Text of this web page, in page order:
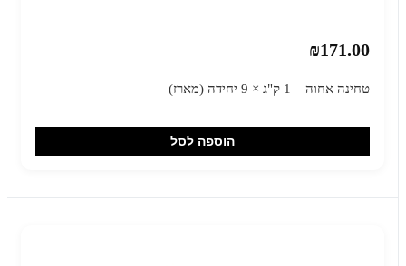
₪171.00
טחינה אחוה – 1 ק"ג × 9 יחידה (מארז)
הוספה לסל